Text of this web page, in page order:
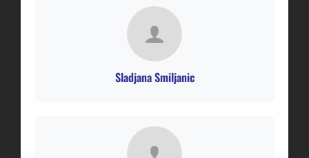
Sladjana Smiljanic